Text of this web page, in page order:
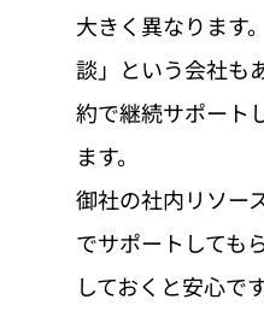
大きく異なります
談」という会社も
約で継続サポート
ます。
御社の社内リソー
でサポートしても
しておくと安心です